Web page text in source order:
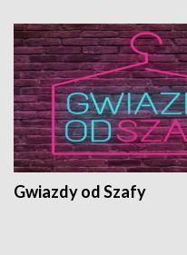
Gwiazdy od Szafy